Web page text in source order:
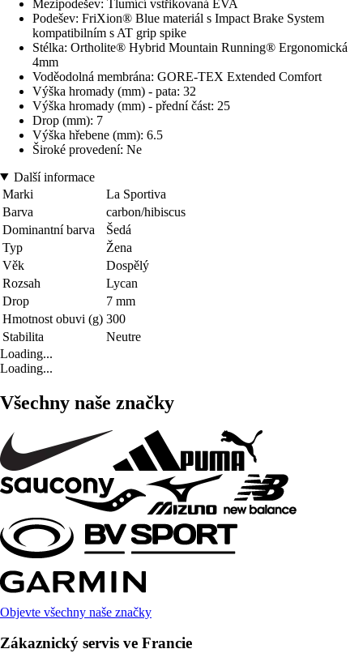
Mezipodešev: Tlumící vstřikovaná EVA
Podešev: FriXion® Blue materiál s Impact Brake System
kompatibilním s AT grip spike
Stélka: Ortholite® Hybrid Mountain Running® Ergonomická
4mm
Voděodolná membrána: GORE-TEX Extended Comfort
Výška hromady (mm) - pata: 32
Výška hromady (mm) - přední část: 25
Drop (mm): 7
Výška hřebene (mm): 6.5
Široké provedení: Ne
Další informace
Marki
La Sportiva
Barva
carbon/hibiscus
Dominantní barva
Šedá
Typ
Žena
Věk
Dospělý
Rozsah
Lycan
Drop
7 mm
Hmotnost obuvi (g) 300
Stabilita
Neutre
Loading...
Loading...
Všechny naše značky
Objevte všechny naše značky
Zákaznický servis ve Francie